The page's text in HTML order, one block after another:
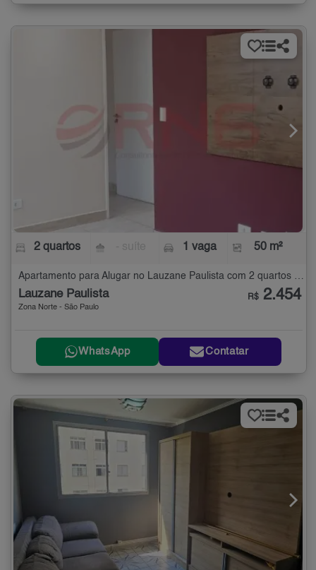
2 quartos 1 vaga 50 m²
Apartamento para Alugar no Lauzane Paulista com 2 quartos - 50 m²
Lauzane Paulista
Zona Norte - São Paulo
R$ 2.454
WhatsApp Contatar